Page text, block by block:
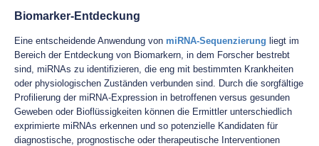
Biomarker-Entdeckung
Eine entscheidende Anwendung von miRNA-Sequenzierung liegt im
Bereich der Entdeckung von Biomarkern, in dem Forscher bestrebt
sind, miRNAs zu identifizieren, die eng mit bestimmten Krankheiten
oder physiologischen Zuständen verbunden sind. Durch die sorgfältige
Profilierung der miRNA-Expression in betroffenen versus gesunden
Geweben oder Bioflüssigkeiten können die Ermittler unterschiedlich
exprimierte miRNAs erkennen und so potenzielle Kandidaten für
diagnostische, prognostische oder therapeutische Interventionen